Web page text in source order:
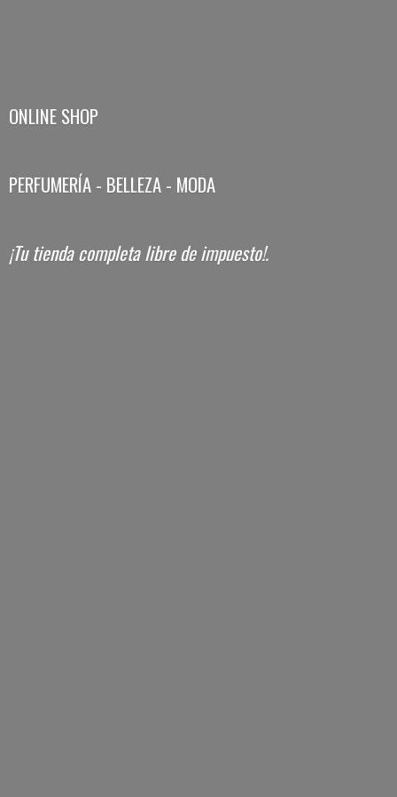
ONLINE SHOP
PERFUMERÍA - BELLEZA - MODA
¡Tu tienda completa librede impuesto!.